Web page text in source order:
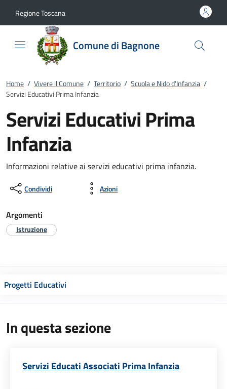
Regione Toscana
Comune di Bagnone
Home / Vivere il Comune / Territorio / Scuola e Nido d'Infanzia /
Servizi Educativi Prima Infanzia
Servizi Educativi Prima
Infanzia
Informazioni relative ai servizi educativi prima infanzia.
Condividi Azioni
Argomenti
Istruzione
Progetti Educativi
In questa sezione
Servizi Educati Associati Prima Infanzia